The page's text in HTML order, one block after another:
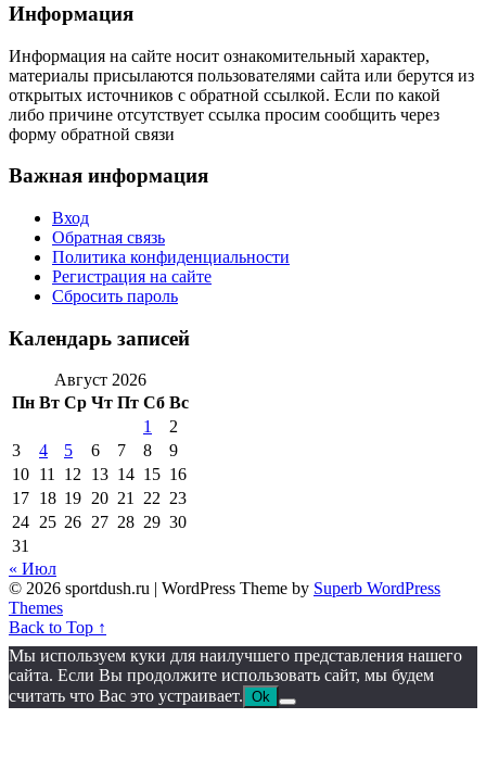
Информация
Информация на сайте носит ознакомительный характер,
материалы присылаются пользователями сайта или берутся из
открытых источников с обратной ссылкой. Если по какой
либо причине отсутствует ссылка просим сообщить через
форму обратной связи
Важная информация
Вход
Обратная связь
Политика конфиденциальности
Регистрация на сайте
Сбросить пароль
Календарь записей
Август 2026
Пн Вт Ср Чт Пт Сб Вс
1
2
3
4 5 6 7 8
9
10 11 12 13 14 15 16
17 18 19 20 21 22 23
24 25 26 27 28 29 30
31
« Июл
© 2026 sportdush.ru | WordPress Theme by Superb WordPress
Themes
Back to Top ↑
Мы используем куки для наилучшего представления нашего
сайта. Если Вы продолжите использовать сайт, мы будем
считать что Вас это устраивает. Ok